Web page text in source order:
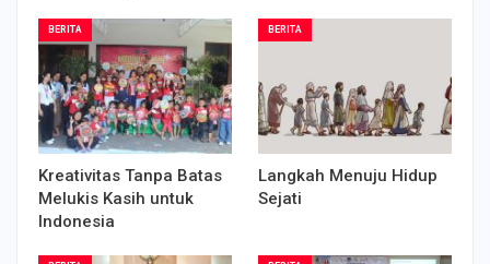
BERITA
Kreativitas Tanpa Batas
Melukis Kasih untuk
Indonesia
BERITA
Langkah Menuju Hidup
Sejati